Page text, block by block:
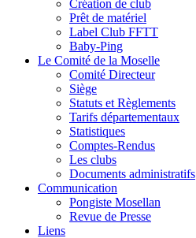
Création de club
Prêt de matériel
Label Club FFTT
Baby-Ping
Le Comité de la Moselle
Comité Directeur
Siège
Statuts et Règlements
Tarifs départementaux
Statistiques
Comptes-Rendus
Les clubs
Documents administratifs
Communication
Pongiste Mosellan
Revue de Presse
Liens